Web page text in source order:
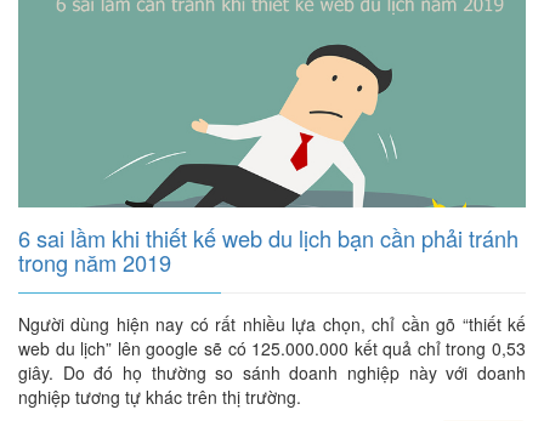
6 sai lầm khi thiết kế web du lịch bạn cần phải tránh
trong năm 2019
Người dùng hiện nay có rất nhiều lựa chọn, chỉ cần gõ “thiết kế
web du lịch” lên google sẽ có 125.000.000 kết quả chỉ trong 0,53
giây. Do đó họ thường so sánh doanh nghiệp này với doanh
nghiệp tương tự khác trên thị trường.